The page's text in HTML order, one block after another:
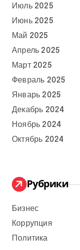
Июль 2025
Июнь 2025
Май 2025
Апрель 2025
Март 2025
Февраль 2025
Январь 2025
Декабрь 2024
Ноябрь 2024
Октябрь 2024
Рубрики
Бизнес
Коррупция
Политика